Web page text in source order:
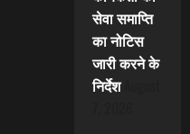
सेवा समाप्ति
का नोटिस
जारी करने के
निर्देश